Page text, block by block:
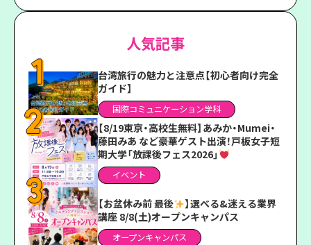
人気記事
台湾旅行の魅力と注意点【初心者向け完全
ガイド】
国際コミュニケーション学科
【8/19東京・高校生無料】あみか・Mumei・
藤田みあ など豪華ゲスト出演！戸板女子短
期大学「放課後フェス2026」
イベント
【お盆休み前 最後
】選べる&迷える業界
講座 8/8(土)オープンキャンパス
オープンキャンパス